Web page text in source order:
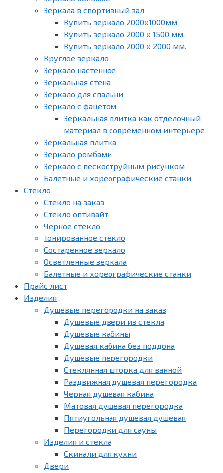
Зеркала в спортивный зал
Купить зеркало 2000х1000мм
Купить зеркало 2000 х 1500 мм.
Купить зеркало 2000 х 2000 мм.
Круглое зеркало
Зеркало настенное
Зеркальная стена
Зеркало для спальни
Зеркало с фацетом
Зеркальная плитка как отделочный
материал в современном интерьере
Зеркальная плитка
Зеркало ромбами
Зеркало с пескоструйным рисунком
Балетные и хореографические станки
Стекло
Стекло на заказ
Стекло оптивайт
Черное стекло
Тонированное стекло
Состаренное зеркало
Осветленные зеркала
Балетные и хореографические станки
Прайс лист
Изделия
Душевые перегородки на заказ
Душевые двери из стекла
Душевые кабины
Душевая кабина без поддона
Душевые перегородки
Стеклянная шторка для ванной
Раздвижная душевая перегородка
Черная душевая кабина
Матовая душевая перегородка
Пятиугольная душевая душевая
Перегородки для сауны
Изделия и стекла
Скинали для кухни
Двери